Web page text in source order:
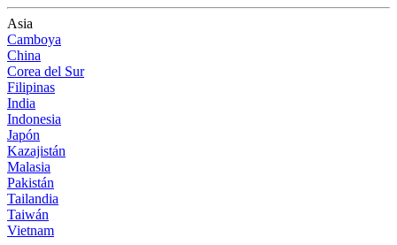
Asia
Camboya
China
Corea del Sur
Filipinas
India
Indonesia
Japón
Kazajistán
Malasia
Pakistán
Tailandia
Taiwán
Vietnam